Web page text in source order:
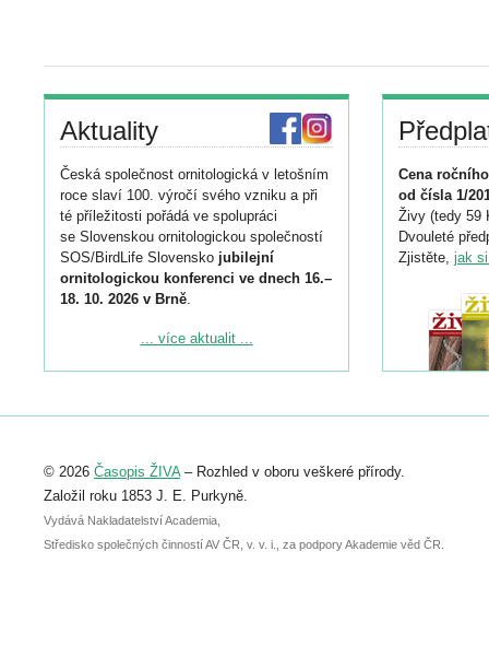
Aktuality
Česká společnost ornitologická v letošním
roce slaví 100. výročí svého vzniku a při
té příležitosti pořádá ve spolupráci
se Slovenskou ornitologickou společností
SOS/BirdLife Slovensko jubilejní
ornitologickou konferenci ve dnech 16.–
18. 10. 2026 v Brně.
Podrobnější informace ke konferenci
Registrovat se můžete do 6. září.
abstraktu přihlášené přednášky nebo
posteru je už 30. června.
... více aktualit ...
Cena
od čísla 1/
Živy (tedy 59
Dvouleté
Zjistěte, jak
© 2026 Časopis ŽIVA– Rozhled v oboru veškeré přírody.
Založil roku 1853 J. E. Purkyně.
Vydává Nakladatelství Academia,
Středisko společných činností AV ČR, v. v. i., za podpory Akademie věd ČR.